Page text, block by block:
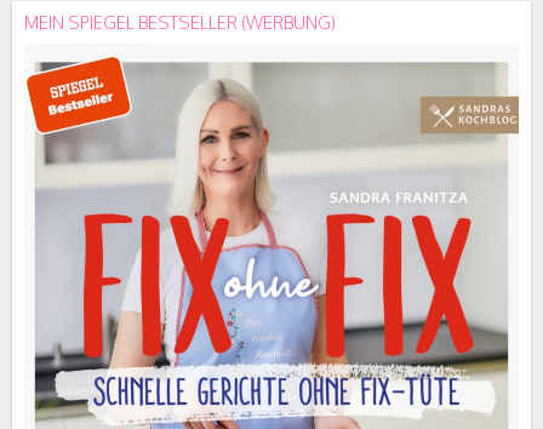
MEIN SPIEGEL BESTSELLER (WERBUNG)